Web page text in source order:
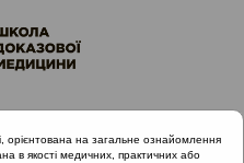
орієнтована на загальне ознайомлення
в якості медичних, практичних або